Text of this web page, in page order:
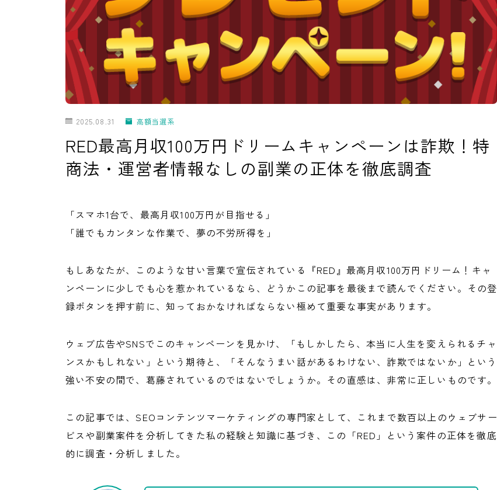
2025.08.31 高額当選系
RED最高月収100万円ドリームキャンペーンは詐欺！特
商法・運営者情報なしの副業の正体を徹底調査
「スマホ1台で、最高月収100万円が目指せる」
「誰でもカンタンな作業で、夢の不労所得を」
もしあなたが、このような甘い言葉で宣伝されている『RED』最高月収100万円ドリーム！キャ
ンペーンに少しでも心を惹かれているなら、どうかこの記事を最後まで読んでください。その登
録ボタンを押す前に、知っておかなければならない極めて重要な事実があります。
ウェブ広告やSNSでこのキャンペーンを見かけ、「もしかしたら、本当に人生を変えられるチャ
ンスかもしれない」という期待と、「そんなうまい話があるわけない、詐欺ではないか」という
強い不安の間で、葛藤されているのではないでしょうか。その直感は、非常に正しいものです。
この記事では、SEOコンテンツマーケティングの専門家として、これまで数百以上のウェブサー
ビスや副業案件を分析してきた私の経験と知識に基づき、この「RED」という案件の正体を徹底
的に調査・分析しました。